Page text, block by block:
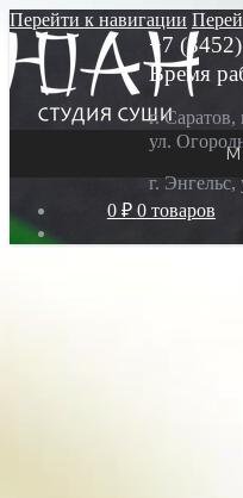
Перейти к навигации
0 ₽ 0 товаров
+7 (8452)
Время
г.
ул.
г.